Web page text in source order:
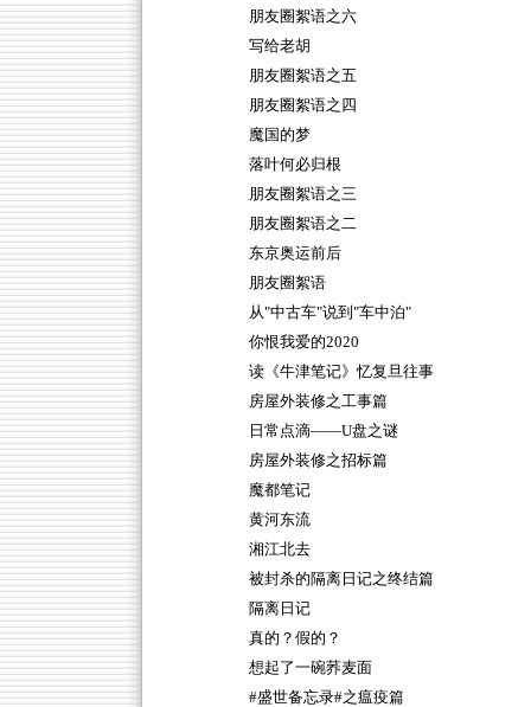
朋友圈絮语之六
写给老胡
朋友圈絮语之五
朋友圈絮语之四
魔国的梦
落叶何必归根
朋友圈絮语之三
朋友圈絮语之二
东京奥运前后
朋友圈絮语
从"中古车"说到"车中泊"
你恨我爱的2020
读《牛津笔记》忆复旦往事
房屋外装修之工事篇
日常点滴——U盘之谜
房屋外装修之招标篇
魔都笔记
黄河东流
湘江北去
被封杀的隔离日记之终结篇
隔离日记
真的？假的？
想起了一碗荞麦面
#盛世备忘录#之瘟疫篇